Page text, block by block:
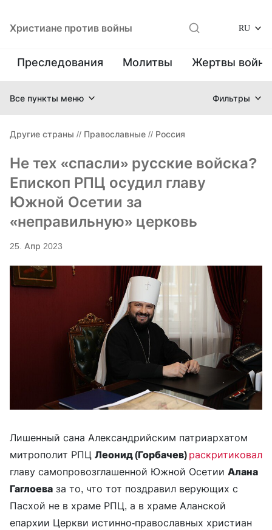
Христиане против войны RU
Преследования Молитвы Жертвы
Все пункты меню Фильтры
Другие страны // Православные // Россия
Не тех «спасли» русские войска?
Епископ РПЦ осудил главу
Южной Осетии за
«неправильную» церковь
25. Апр 2023
Лишенный сана Александрийским патриархатом
митрополит РПЦ Леонид (Горбачев) раскритиковал
главу самопровозглашенной Южной Осетии Алана
Гаглоева за то, что тот поздравил верующих с
Пасхой не в храме РПЦ, а в храме Аланской
епархии Церкви истинно-православных христиан